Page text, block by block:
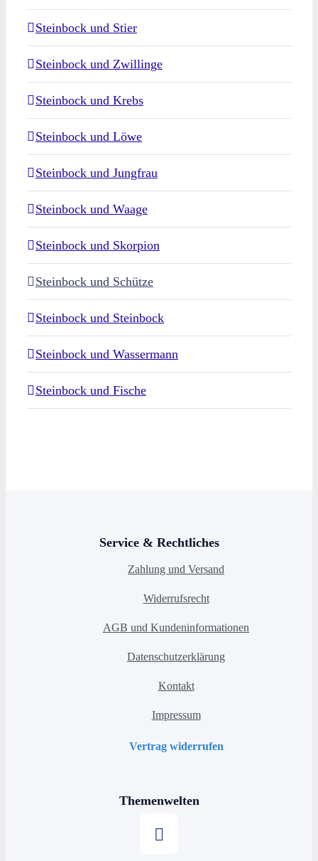
Steinbock und Stier
Steinbock und Zwillinge
Steinbock und Krebs
Steinbock und Löwe
Steinbock und Jungfrau
Steinbock und Waage
Steinbock und Skorpion
Steinbock und Schütze
Steinbock und Steinbock
Steinbock und Wassermann
Steinbock und Fische
Service & Rechtliches
Zahlung und Versand
Widerrufsrecht
AGB und Kundeninformationen
Datenschutzerklärung
Kontakt
Impressum
Vertrag widerrufen
Themenwelten